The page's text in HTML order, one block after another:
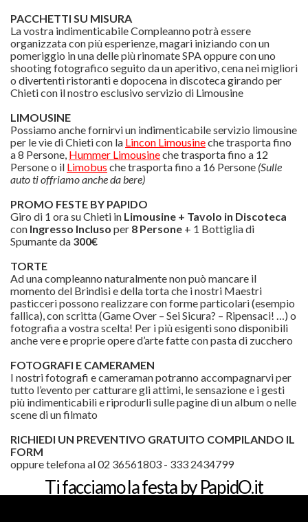
PACCHETTI SU MISURA
La vostra indimenticabile Compleanno potrà essere
organizzata con più esperienze, magari iniziando con un
pomeriggio in una delle più rinomate SPA oppure con uno
shooting fotografico seguito da un aperitivo, cena nei migliori
o divertenti ristoranti e dopocena in discoteca girando per
Chieti con il nostro esclusivo servizio di Limousine
LIMOUSINE
Possiamo anche fornirvi un indimenticabile servizio limousine
per le vie di Chieti con la Lincon Limousineche trasporta fino
a 8 Persone, Hummer Limousineche trasporta fino a 12
Persone o il Limobus che trasporta fino a 16 Persone (Sulle
auto ti offriamo anche da bere)
PROMO FESTE BY PAPIDO
Giro di 1 ora su Chieti in Limousine + Tavolo in Discoteca
con Ingresso Incluso per 8 Persone + 1 Bottiglia di
Spumante da 300€
TORTE
Ad una compleanno naturalmente non può mancare il
momento del Brindisi e della torta che i nostri Maestri
pasticceri possono realizzare con forme particolari (esempio
fallica), con scritta (Game Over – Sei Sicura? – Ripensaci! …) o
fotografia a vostra scelta! Per i più esigenti sono disponibili
anche vere e proprie opere d’arte fatte con pasta di zucchero
FOTOGRAFI E CAMERAMEN
I nostri fotografi e cameraman potranno accompagnarvi per
tutto l’evento per catturare gli attimi, le sensazione e i gesti
più indimenticabili e riprodurli sulle pagine di un album o nelle
scene di un filmato
RICHIEDI UN PREVENTIVO GRATUITO COMPILANDO IL
FORM
oppure telefona al 02 36561803 - 333 2434799
Ti facciamo la festa by PapidO.it